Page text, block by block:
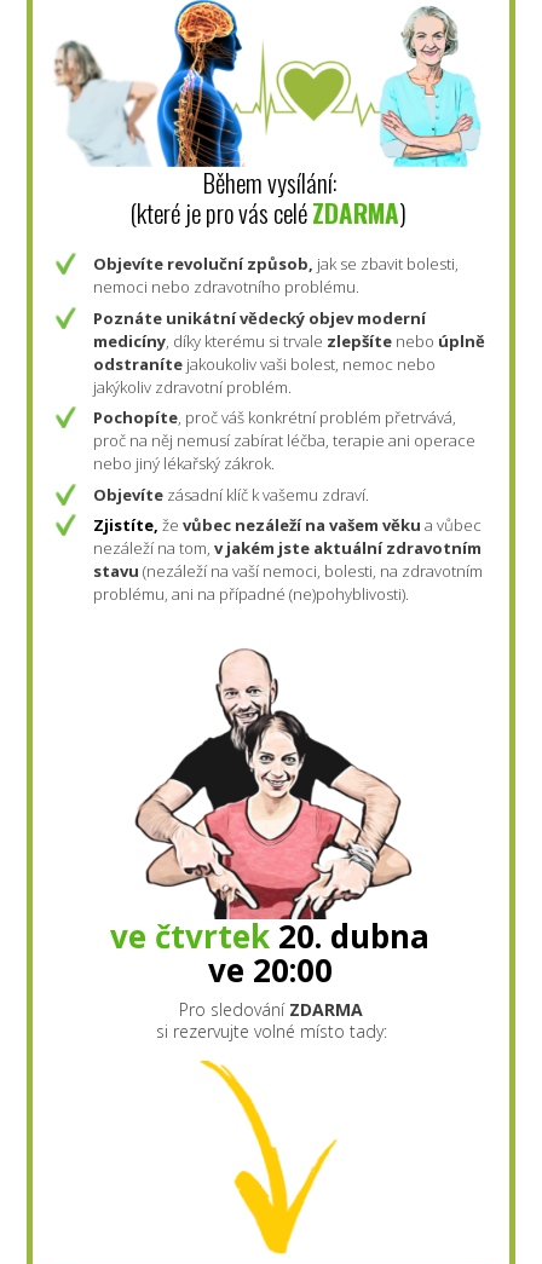
Během vysílání:
(které je pro vás celéZDARMA)
Objevíte revoluční způsob, jak se zbavit bolesti,
nemoci nebo zdravotního problému.
Poznáte unikátní vědecký objev moderní
medicíny, díky kterému si trvale zlepšíte nebo úplně
odstraníte jakoukoliv vaši bolest, nemoc nebo
jakýkoliv zdravotní problém.
Pochopíte, proč váš konkrétní problém přetrvává,
proč na něj nemusí zabírat léčba, terapie ani operace
nebo jiný lékařský zákrok.
Objevíte zásadní klíč k vašemu zdraví.
Zjistíte, ževůbec nezáleží na vašem věkua vůbec
nezáleží na tom, v jakém jste aktuální zdravotním
stavu(nezáleží na vaší nemoci, bolesti, na zdravotním
problému, ani na případné (ne)pohyblivosti).
ve čtvrtek 20. dubna
ve 20:00
Pro sledování ZDARMA
si rezervujte volné místo tady: